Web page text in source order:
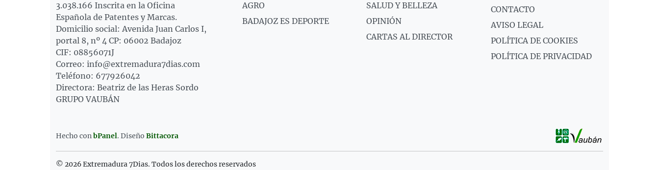
3.038.166 Inscrita en la Oficina
Española de Patentes y Marcas.
Domicilio social: Avenida Juan Carlos I,
portal 8, nº 4 CP: 06002 Badajoz
CIF: 08856071J
Correo: info@extremadura7dias.com
Teléfono: 677926042
Directora: Beatriz de las Heras Sordo
GRUPO VAUBÁN
AGRO
BADAJOZ ES DEPORTE
SALUD Y BELLEZA
OPINIÓN
CARTAS AL DIRECTOR
CONTACTO
AVISO LEGAL
POLÍTICA DE COOKIES
POLÍTICA DE PRIVACIDAD
Hecho conbPanel. Diseño Bittacora
© 2026 Extremadura 7Dias. Todos los derechos reservados